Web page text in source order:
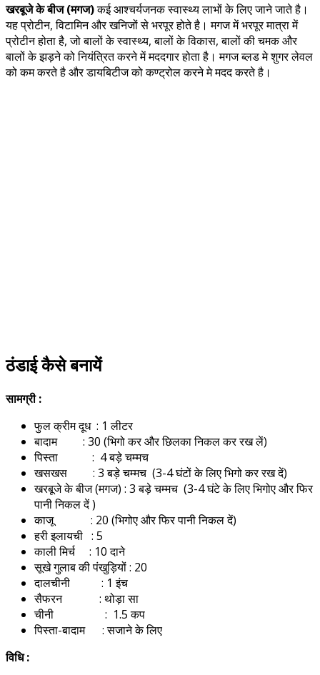
खरबूजे के बीज (मगज)कई आश्चर्यजनक स्वास्थ्य लाभों के लिए जाने जाते है।
यह प्रोटीन, विटामिन और खनिजों से भरपूर होते है। मगज में भरपूर मात्रा में
प्रोटीन होता है, जो बालों के स्वास्थ्य, बालों के विकास, बालों की चमक और
बालों के झड़ने को नियंत्रित करने में मददगार होता है। मगज ब्लड मे शुगर लेवल
को कम करते है और डायबिटीज को कण्ट्रोल करने मे मदद करते है।
ठंडाई कैसे बनायें
सामग्री :
फुल क्रीम दूध : 1 लीटर
बादाम : 30 (भिगो कर और छिलका निकल कर रख लें)
पिस्ता : 4 बड़े चम्मच
खसखस ​​ : 3 बड़े चम्मच (3-4 घंटों के लिए भिगो कर रख दें)
खरबूजे के बीज (मगज) : 3 बड़े चम्मच (3-4 घंटे के लिए भिगोए और फिर
पानी निकल दें )
काजू : 20 (भिगोए और फिर पानी निकल दें)
हरी इलायची : 5
काली मिर्च : 10 दाने
सूखे गुलाब की पंखुड़ियों : 20
दालचीनी : 1 इंच
सैफरन : थोड़ा सा
चीनी : 1.5 कप
पिस्ता-बादाम : सजाने के लिए
विधि :